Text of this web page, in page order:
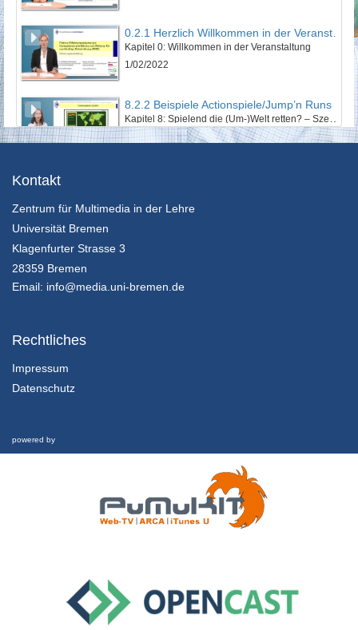
0.2.1 Herzlich Willkommen in der Veranstaltung!
Kapitel 0: Willkommen in der Veranstaltung
1/02/2022
8.2.2 Beispiele Actionspiele/Jump’n Runs
24/01/2022
14.1.4 Transfer
Kontakt
Zentrum für Multimedia in der Lehre
Universität Bremen
Klagenfurter Strasse 3
28359 Bremen
Email: info@media.uni-bremen.de
Rechtliches
Impressum
Datenschutz
powered by